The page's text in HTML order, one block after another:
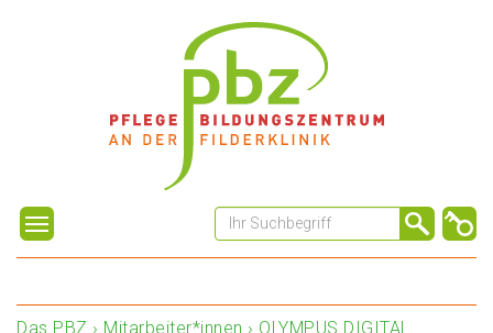
Das PBZ › Mitarbeiter*innen › OLYMPUS DIGITAL